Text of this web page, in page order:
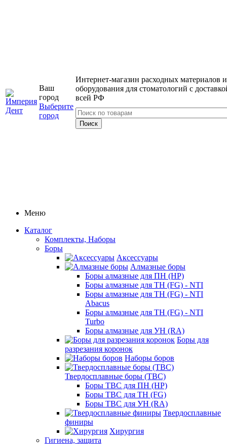
Ваш
город
Выберите
город
Интернет-магазин расходных материалов и
оборудования для стоматологий с
всей РФ
Меню
Каталог
Комплекты, Наборы
Боры
Аксессуары
Алмазные боры
Боры алмазные для ПН (HP)
Боры алмазные для ТН (FG) - NTI
Боры алмазные для ТН (FG) - NTI
Abacus
Боры алмазные для ТН (FG) - NTI
Turbo
Боры алмазные для УН (RA)
Боры для
разрезания коронок
Наборы боров
Твердосплавные боры (ТВС)
Боры ТВС для ПН (HP)
Боры ТВС для ТН (FG)
Боры ТВС для УН (RA)
Твердосплавные
финиры
Хирургия
Гигиена, защита